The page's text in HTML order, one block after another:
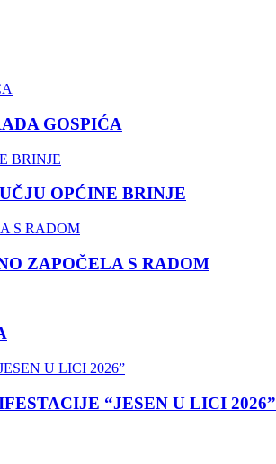
GOSPIĆA
OPĆINE BRINJE
ZAPOČELA S RADOM
“JESEN U LICI 2026”